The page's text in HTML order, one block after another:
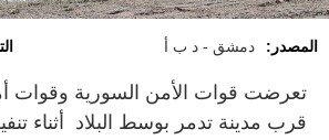
المصدر: دمشق - د ب أ
تعرضت قوات الأمن السورية وقوات
قرب مدينة تدمر بوسط البلاد أثناء